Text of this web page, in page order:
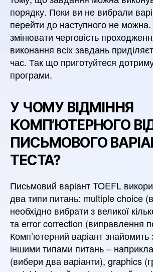
порядку. Поки ви не вибрали
перейти до наступного не
змінювати черговість
виконання всіх завдань
час. Так що приготуйтеся
програми.
У ЧОМУ ВІДМІННЯ
КОМП’ЮТЕРНОГО
ПИСЬМОВОГО
ТЕСТА?
Письмовий варіант TOEFL
два типи питань: multiple choice
необхідно вибрати з великої
та error correction (виправлення
Комп’ютерний варіант знайомить
іншими типами питань –
(вибери два варіанти), graphics